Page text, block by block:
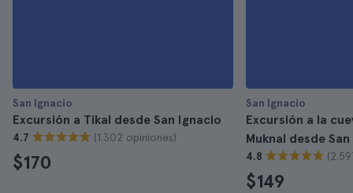
San Ignacio
Excursión a Tikal desde San Ignacio
4.7 (1.302 opiniones)
$170
San Ignacio
Excursión a la
Muknal desde
4.8
$149